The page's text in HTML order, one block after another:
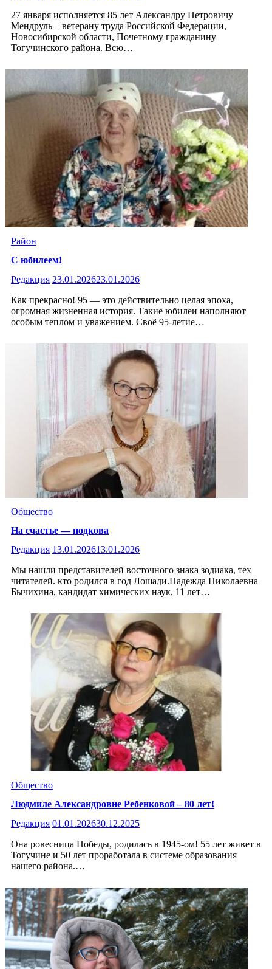
27 января исполняется 85 лет Александру Петровичу
Мендруль – ветерану труда Российской Федерации,
Новосибирской области, Почетному гражданину
Тогучинского района. Всю…
Район
С юбилеем!
Редакция 23.01.202623.01.2026
Как прекрасно! 95 — это действительно целая эпоха,
огромная жизненная история. Такие юбилеи наполняют
особым теплом и уважением. Своё 95-летие…
Общество
На счастье — подкова
Редакция 13.01.202613.01.2026
Мы нашли представителей восточного знака зодиака, тех
читателей. кто родился в год Лошади.Надежда Николаевна
Бычихина, кандидат химических наук, 11 лет…
Общество
Людмиле Александровне Ребенковой – 80 лет!
Редакция 01.01.202630.12.2025
Она ровесница Победы, родилась в 1945-ом! 55 лет живет в
Тогучине и 50 лет проработала в системе образования
нашего района.…